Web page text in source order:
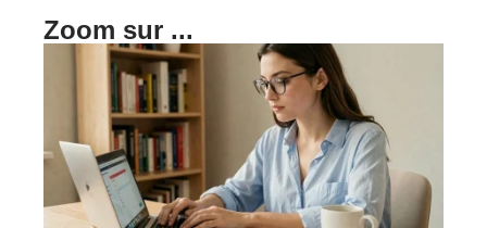
Zoom sur ...